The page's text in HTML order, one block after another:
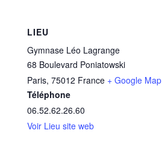
LIEU
Gymnase Léo Lagrange
68 Boulevard Poniatowski
Paris, 75012 France + Google Map
Téléphone
06.52.62.26.60
Voir Lieu site web